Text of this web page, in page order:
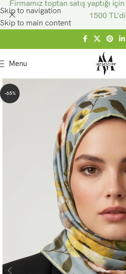
Skip to navigation
Skip to main content
Menu
-65%
Firmamız toptan satış yaptığı
1500